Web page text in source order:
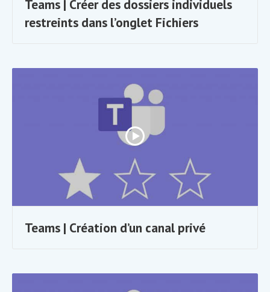
Teams | Créer des dossiers individuels
restreints dans l’onglet Fichiers
Teams | Création d’un canal privé